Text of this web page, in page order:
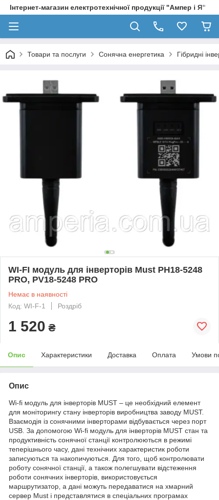
Інтернет-магазин електротехнічної продукції "Ампер і Я"
Товари та послуги Сонячна енергетика Гібридні
WI-FI модуль для інверторів Must PH18-5248
PRO, PV18-5248 PRO
Немає в наявності
Код: WI-F-1
Роздріб
1 520 ₴
Опис Характеристики Доставка Оплата Умови
Опис
Wi-fi модуль для інверторів MUST – це необхідний елемент
для моніторингу стану інверторів виробництва заводу MUST.
Взаємодія із сонячними інверторами відбувається через порт
USB. За допомогою Wi-fi модуль для інверторів MUST стан та
продуктивність сонячної станції контролюються в режимі
теперішнього часу, дані технічних характеристик роботи
записуються та накопичуються. Для того, щоб контролювати
роботу сонячної станції, а також полегшувати відстеження
роботи сонячних інверторів, використовується
маршрутизатор, а дані можуть передаватися на хмарний
сервер Must і представлятися в спеціальних програмах